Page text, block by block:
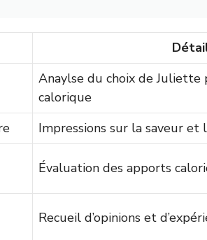
Anaylse du choix de
calorique
Impressions sur la saveur
Évaluation des apports
Recueil d’opinions et